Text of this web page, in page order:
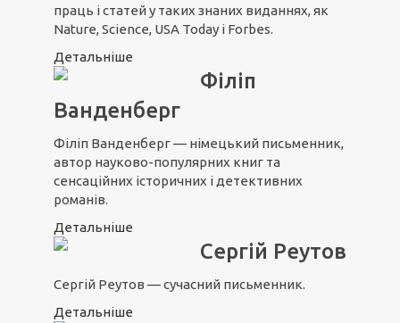
праць і статей у таких знаних виданнях, як
Nature, Science, USA Today і Forbes.
Детальніше
Філіп
Ванденберг
Філіп Ванденберг — німецький письменник,
автор науково-популярних книг та
сенсаційних історичних і детективних
романів.
Детальніше
Сергій Реутов
Сергій Реутов — сучасний письменник.
Детальніше